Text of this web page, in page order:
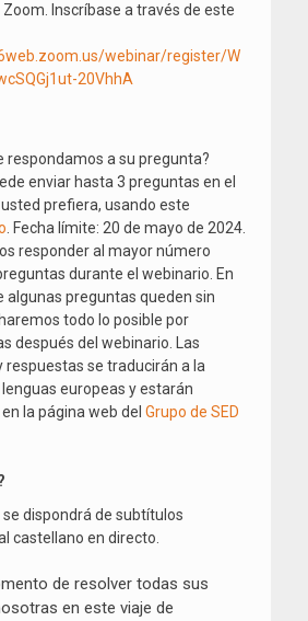
Inscríbase a través de este
webinar/register/W
20VhhA
respondamos a su pregunta?
enviar hasta 3 preguntas en el
prefiera, usando este
. Fecha límite: 20 de mayo de 2024.
responder al mayor número
durante el webinario. En
algunas preguntas queden sin
todo lo posible por
después del webinario. Las
respuestas se traducirán a la
europeas y estarán
la página web del Grupo de SED
se dispondrá de subtítulos
castellano en directo.
de resolver todas sus
en este viaje de